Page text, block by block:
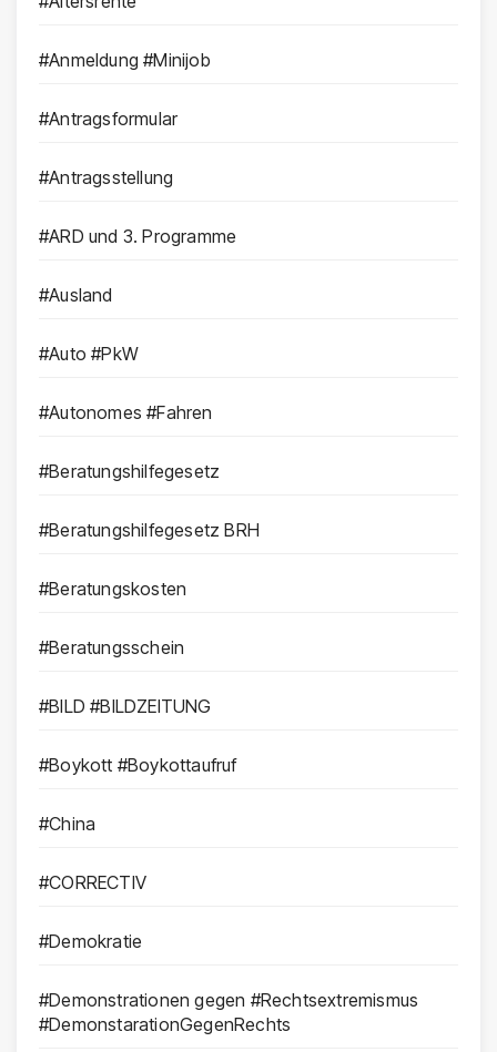
#Anmeldung #Minijob
#Antragsformular
#Antragsstellung
#ARD und 3. Programme
#Ausland
#Auto #PkW
#Autonomes #Fahren
#Beratungshilfegesetz
#Beratungshilfegesetz BRH
#Beratungskosten
#Beratungsschein
#BILD #BILDZEITUNG
#Boykott #Boykottaufruf
#China
#CORRECTIV
#Demokratie
#Demonstrationen gegen #Rechtsextremismus
#DemonstarationGegenRechts